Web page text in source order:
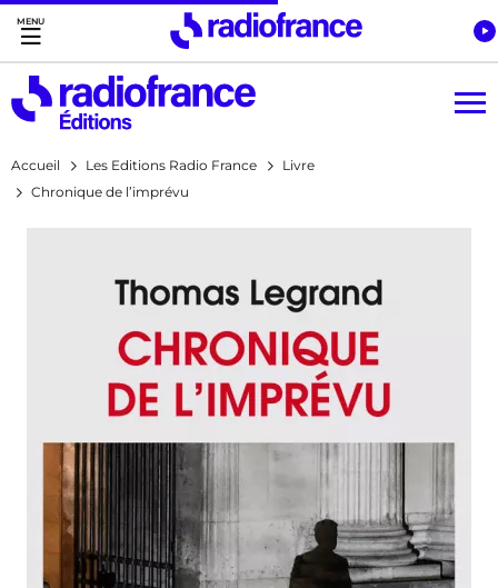
Accès direct :
Menu principal
Contenu
Accueil Les Editions Radio France
Livre
Chronique de l’imprévu